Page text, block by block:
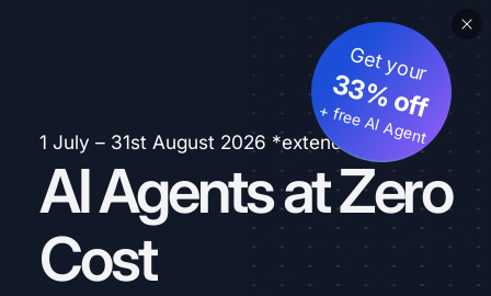
1 July – 31st August 2026 *extended
AI Agents at Zero
Cost
Get your
33% off
+ free AI Agent